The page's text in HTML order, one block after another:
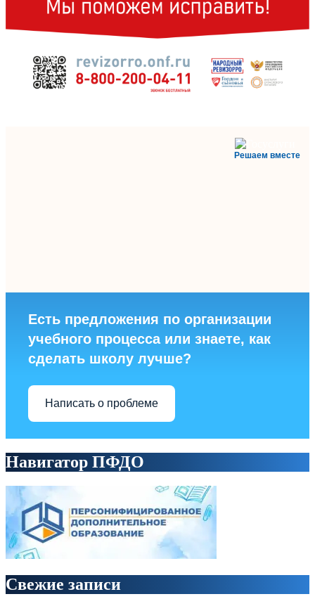
Решаем вместе
Есть предложения по организации
учебного процесса или знаете, как
сделать школу лучше?
Написать о проблеме
Навигатор ПФДО
Свежие записи